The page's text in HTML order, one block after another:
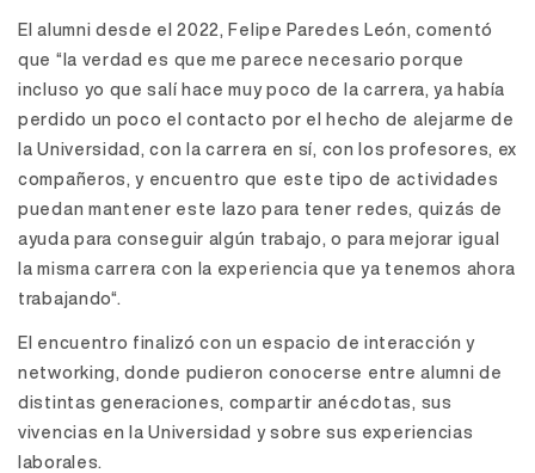
El alumni desde el 2022, Felipe Paredes León, comentó
que “la verdad es que me parece necesario porque
incluso yo que salí hace muy poco de la carrera, ya había
perdido un poco el contacto por el hecho de alejarme de
la Universidad, con la carrera en sí, con los profesores, ex
compañeros, y encuentro que este tipo de actividades
puedan mantener este lazo para tener redes, quizás de
ayuda para conseguir algún trabajo, o para mejorar igual
la misma carrera con la experiencia que ya tenemos ahora
trabajando“.
El encuentro finalizó con un espacio de interacción y
networking, donde pudieron conocerse entre alumni de
distintas generaciones, compartir anécdotas, sus
vivencias en la Universidad y sobre sus experiencias
laborales.